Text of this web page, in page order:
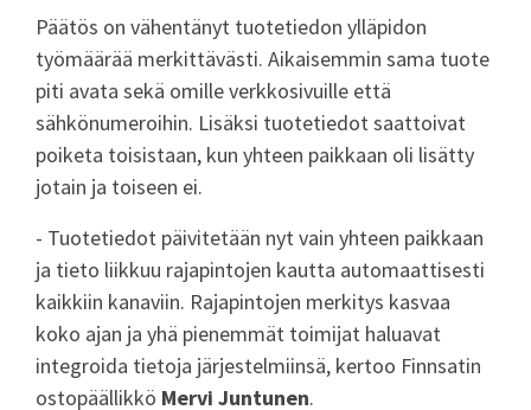
Päätös on vähentänyt tuotetiedon ylläpidon
työmäärää merkittävästi. Aikaisemmin sama tuote
piti avata sekä omille verkkosivuille että
sähkönumeroihin. Lisäksi tuotetiedot saattoivat
poiketa toisistaan, kun yhteen paikkaan oli lisätty
jotain ja toiseen ei.
- Tuotetiedot päivitetään nyt vain yhteen paikkaan
ja tieto liikkuu rajapintojen kautta automaattisesti
kaikkiin kanaviin. Rajapintojen merkitys kasvaa
koko ajan ja yhä pienemmät toimijat haluavat
integroida tietoja järjestelmiinsä, kertoo Finnsatin
ostopäällikkö Mervi Juntunen.